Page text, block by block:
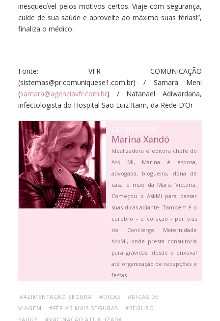
inesquecível pelos motivos certos. Viaje com segurança,
cuide de sua saúde e aproveite ao máximo suas férias!”,
finaliza o médico.
Fonte: VFR COMUNICAÇÃO
(sistemas@pr.comuniquese1.com.br) / Samara Meni
(samara@agenciavfr.com.br) / Natanael Adiwardana,
infectologista do Hospital São Luiz Itaim, da Rede D’Or
ESCRITO POR
Marina Xandó
Idealizadora e editora chefe do
Ask Mi, Marina é esposa,
advogada, blogueira, dona de
casa e mãe da Maria Victoria.
Começou o AskMi para passar
suas dicas adiante. Também é o
cérebro - e coração - por trás
do Concierge Maternidade
AskMi, onde presta consultoria
para grávidas, desde o enxoval
até organização de recepções e
festas.
#ALIMENTAÇÃO SEGURA #DICAS
#DICAS DE
VIAGEM
#FÉRIAS MAIS SEGURAS
#SEGURO
SAÚDE
#VACINAÇÃO ATUALIZADA